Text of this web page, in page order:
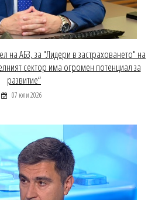
на АБЗ, за "Лидери в застраховането" на
сектор има огромен потенциал за
развитие“
07 юли 2026